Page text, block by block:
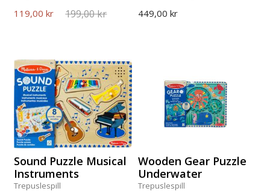
119,00 kr 199,00 kr 449,00 kr
Sound Puzzle Musical
Instruments
Trepuslespill
Wooden Gear Puzzle
Underwater
Trepuslespill